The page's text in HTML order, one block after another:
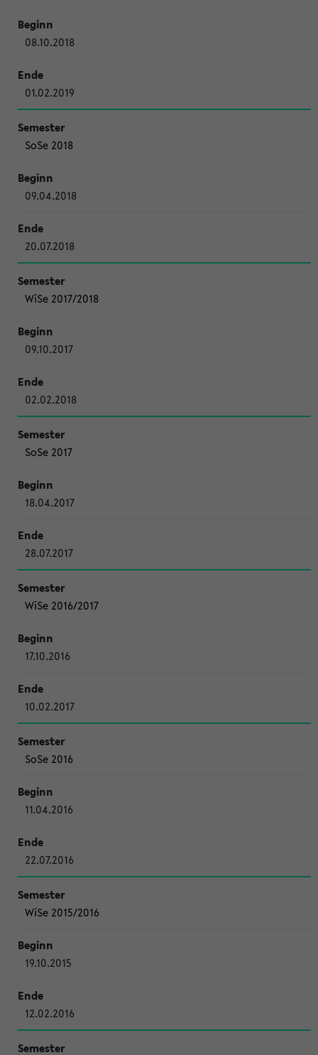
08.10.2018
01.02.2019
SoSe 2018
09.04.2018
20.07.2018
WiSe 2017/2018
09.10.2017
02.02.2018
SoSe 2017
18.04.2017
28.07.2017
WiSe 2016/2017
17.10.2016
10.02.2017
SoSe 2016
11.04.2016
22.07.2016
WiSe 2015/2016
19.10.2015
12.02.2016